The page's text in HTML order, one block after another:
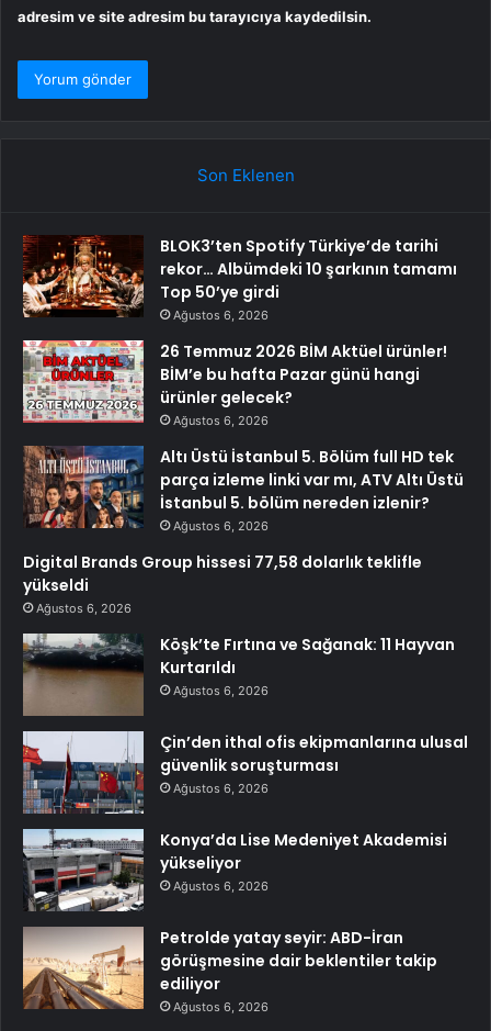
adresim ve site adresim bu tarayıcıya kaydedilsin.
Son Eklenen
BLOK3’ten Spotify Türkiye’de tarihi
rekor… Albümdeki 10 şarkının tamamı
Top 50’ye girdi
Ağustos 6, 2026
26 Temmuz 2026 BİM Aktüel ürünler!
BİM’e bu hafta Pazar günü hangi
ürünler gelecek?
Ağustos 6, 2026
Altı Üstü İstanbul 5. Bölüm full HD tek
parça izleme linki var mı, ATV Altı Üstü
İstanbul 5. bölüm nereden izlenir?
Ağustos 6, 2026
Digital Brands Group hissesi 77,58 dolarlık teklifle
yükseldi
Ağustos 6, 2026
Köşk’te Fırtına ve Sağanak: 11 Hayvan
Kurtarıldı
Ağustos 6, 2026
Çin’den ithal ofis ekipmanlarına ulusal
güvenlik soruşturması
Ağustos 6, 2026
Konya’da Lise Medeniyet Akademisi
yükseliyor
Ağustos 6, 2026
Petrolde yatay seyir: ABD-İran
görüşmesine dair beklentiler takip
ediliyor
Ağustos 6, 2026